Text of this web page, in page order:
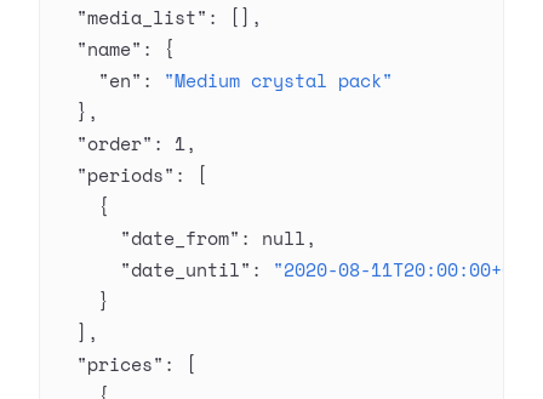
  "media_list"
: [],
  "name"
: {
    "en"
: "Medium crystal pack"
  },
  "order"
: 1,
  "periods"
: [
    {
      "date_from"
: null,
      "date_until"
: "2020-08-
    }
  ],
  "prices"
: [